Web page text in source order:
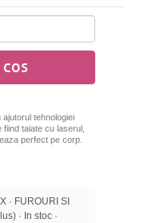
ajutorul tehnologiei
taiate cu laserul,
perfect pe corp.
· FUROURI SI
· In stoc ·